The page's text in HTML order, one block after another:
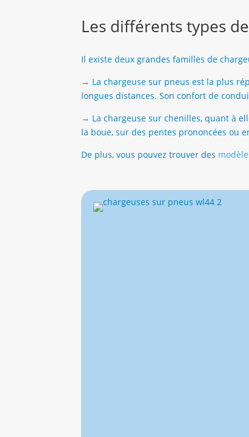
Les différents types
Il existe deux grandes familles de
→ La chargeuse sur pneus est la plus
longues distances. Son confort de
→ La chargeuse sur chenilles, quant à
la boue, sur des pentes prononcées ou
De plus, vous pouvez trouver des